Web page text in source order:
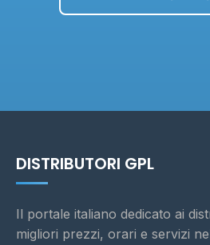
DISTRIBUTORI GPL
Il portale italiano dedicato ai
migliori prezzi, orari e servizi